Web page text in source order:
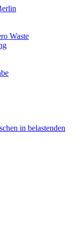
Waste
in belastenden